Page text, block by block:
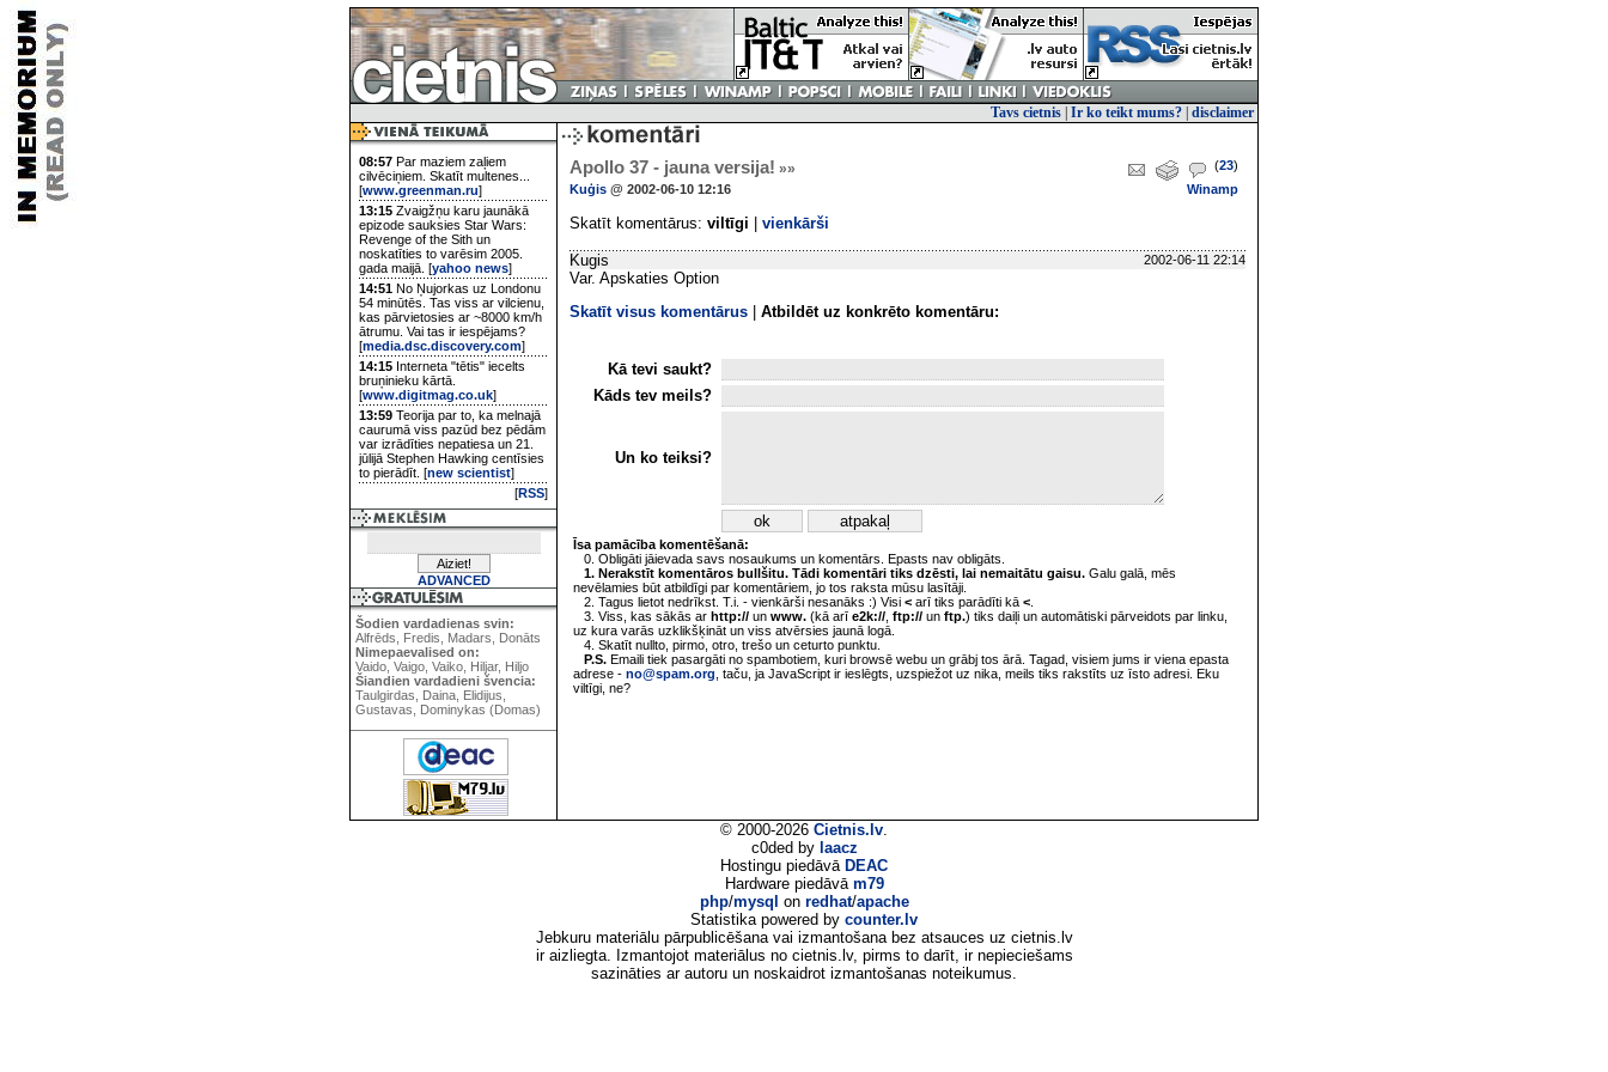
Tavs cietnis Ir ko teikt mums? disclaimer
08:57 Par maziem zaļiem
cilvēciņiem. Skatīt multenes...
[www.greenman.ru]
13:15 Zvaigžņu karu jaunākā
epizode sauksies Star Wars:
Revenge of the Sith un
noskatīties to varēsim 2005.
gada maijā. [yahoo news]
14:51 No Ņujorkas uz Londonu
54 minūtēs. Tas viss ar vilcienu,
kas pārvietosies ar ~8000 km/h
ātrumu. Vai tas ir iespējams?
[media.dsc.discovery.com]
14:15 Interneta "tētis" iecelts
bruņinieku kārtā.
[www.digitmag.co.uk]
13:59 Teorija par to, ka melnajā
caurumā viss pazūd bez pēdām
var izrādīties nepatiesa un 21.
jūlijā Stephen Hawking centīsies
to pierādīt. [new scientist]
[RSS]
ADVANCED
Šodien vardadienas svin:
Alfrēds, Fredis, Madars, Donāts
Nimepaevalised on:
Vaido, Vaigo, Vaiko, Hiljar, Hiljo
Šiandien vardadieni švencia:
Taulgirdas, Daina, Elidijus,
Gustavas, Dominykas (Domas)
Apollo 37 - jauna versija! »» (23)
Kuģis @ 2002-06-10 12:16 Winamp
Skatīt komentārus: viltīgi vienkārši
Kugis 2002-06-11 22:14
Var. Apskaties Option
Skatīt visus komentārus
Atbildēt uz konkrēto komentāru:
Kā tevi saukt?
Kāds tev meils?
Un ko teiksi?
Īsa pamācība komentēšanā:
0. Obligāti jāievada savs nosaukums un komentārs. Epasts nav obligāts.
1. Nerakstīt komentāros bullšitu. Tādi komentāri tiks dzēsti, lai nemaitātu gaisu. Galu galā, mēs
nevēlamies būt atbildīgi par komentāriem, jo tos raksta mūsu lasītāji.
2. Tagus lietot nedrīkst. T.i. - vienkārši nesanāks :) Visi < arī tiks parādīti kā <
3. Viss, kas sākās ar http:// un www. (kā arī e2k:// ftp:// un ftp.) tiks daiļi un automātiski pārveidots par linku,
uz kura varās uzklikšķināt un viss atvērsies jaunā logā.
4. Skatīt nullto, pirmo, otro, trešo un ceturto punktu.
P.S. Emaili tiek pasargāti no spambotiem, kuri browsē webu un grābj tos ārā. Tagad, visiem jums ir viena epasta
adrese - no@spam.org , taču, ja JavaScript ir ieslēgts, uzspiežot uz nika, meils tiks rakstīts uz īsto adresi. Eku
viltīgi, ne?
© 2000-2026 Cietnis.lv.
c0ded by laacz
Hostingu piedāvā DEAC
Hardware piedāvā m79
php/mysql on redhat/apache
Statistika powered by counter.lv
Jebkuru materiālu pārpublicēšana vai izmantošana bez atsauces uz cietnis.lv
ir aizliegta. Izmantojot materiālus no cietnis.lv, pirms to darīt, ir nepieciešams
sazināties ar autoru un noskaidrot izmantošanas noteikumus.